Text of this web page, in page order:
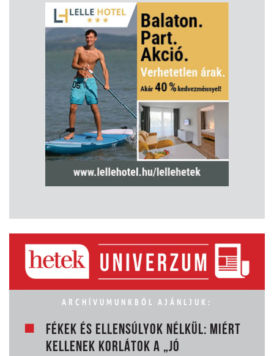
ARCHÍVUMUNKBÓL AJÁNLJUK:
FÉKEK ÉS ELLENSÚLYOK NÉLKÜL: MIÉRT
KELLENEK KORLÁTOK A „JÓ